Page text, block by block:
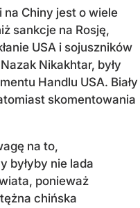
na Chiny jest o wiele
sankcje na Rosję,
USA i sojuszników
Nikakhtar, były
Handlu USA. Biały
skomentowania
na to,
byłyby nie lada
ponieważ
chińska